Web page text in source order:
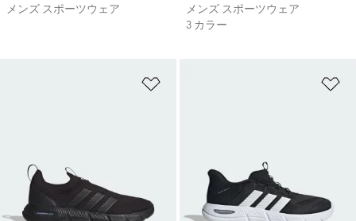
メンズ スポーツウェア
メンズ スポーツウェア
3 カラー